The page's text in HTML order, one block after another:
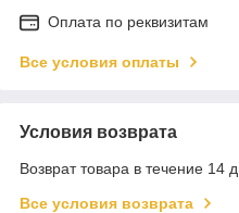
Оплата по реквизитам
Все условия оплаты
Условия возврата
Возврат товара в течение 14
Все условия возврата